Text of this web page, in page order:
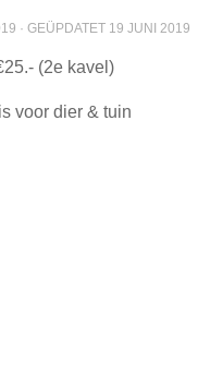
· GEÜPDATET 19 JUNI 2019
(2e kavel)
voor dier & tuin